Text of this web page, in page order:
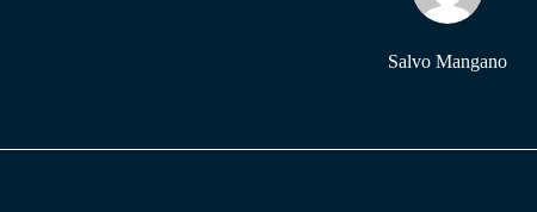
Salvo Mangano